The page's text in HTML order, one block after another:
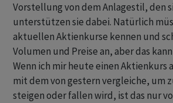
Vorstellung von dem Anlagestil, den
unterstützen sie dabei. Natürlich
aktuellen Aktienkurse kennen und
Volumen und Preise an, aber das
Wenn ich mir heute einen Aktienkurs
mit dem von gestern vergleiche, um
steigen oder fallen wird, ist das nur